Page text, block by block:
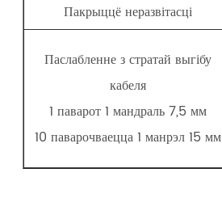
Пакрыццё неразвітасці
Паслабленне з стратай выгібу
кабеля
1 паварот 1 мандраль 7,5 мм
10 паварочваецца 1 манрэл 15 мм